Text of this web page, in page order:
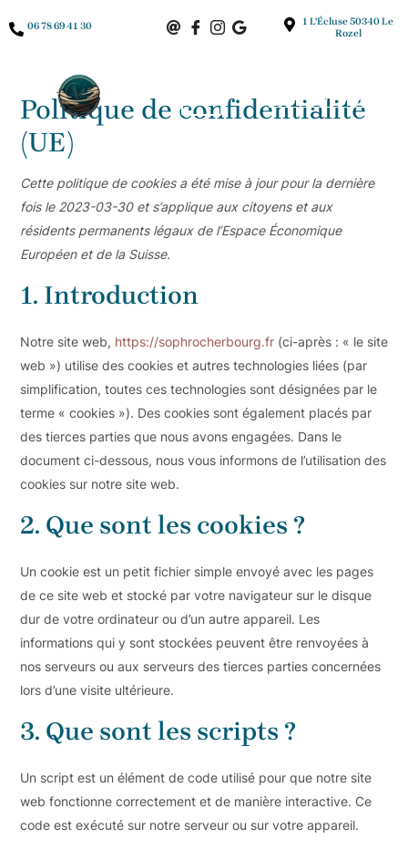
au
06 78 69 41 30
1 L'Écluse 50340 Le
Rozel
PRENDRE RDV
Politique de confidentialité
(UE)
Cette politique de cookies a été mise à jour pour la dernière
fois le 2023-03-30 et s’applique aux citoyens et aux
résidents permanents légaux de l’Espace Économique
Européen et de la Suisse.
1. Introduction
Notre site web, https://sophrocherbourg.fr(ci-après : « le site
web ») utilise des cookies et autres technologies liées (par
simplification, toutes ces technologies sont désignées par le
terme « cookies »). Des cookies sont également placés par
des tierces parties que nous avons engagées. Dans le
document ci-dessous, nous vous informons de l’utilisation des
cookies sur notre site web.
2. Que sont les cookies ?
Un cookie est un petit fichier simple envoyé avec les pages
de ce site web et stocké par votre navigateur sur le disque
dur de votre ordinateur ou d’un autre appareil. Les
informations qui y sont stockées peuvent être renvoyées à
nos serveurs ou aux serveurs des tierces parties concernées
lors d’une visite ultérieure.
3. Que sont les scripts ?
Un script est un élément de code utilisé pour que notre site
web fonctionne correctement et de manière interactive. Ce
code est exécuté sur notre serveur ou sur votre appareil.
to
to
to
recaptcha
to
to
to
to